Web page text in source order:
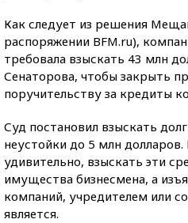
Как следует из решения
распоряжении BFM.ru),
требовала взыскать 43 млн
Сенаторова, чтобы закрыть
поручительству за кредиты
Суд постановил взыскать
неустойки до 5 млн
удивительно, взыскать эти
имущества бизнесмена, а
компаний, учредителем или
является.